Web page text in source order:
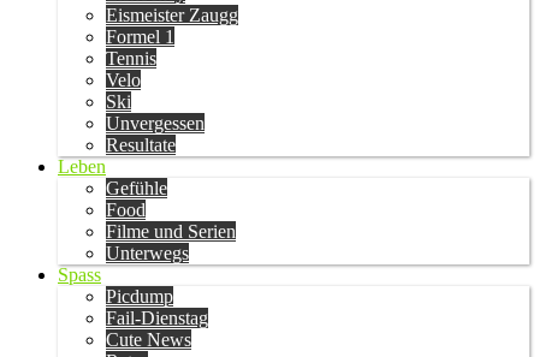
Eismeister Zaugg
Formel 1
Tennis
Velo
Ski
Unvergessen
Resultate
Leben
Gefühle
Food
Filme und Serien
Unterwegs
Spass
Picdump
Fail-Dienstag
Cute News